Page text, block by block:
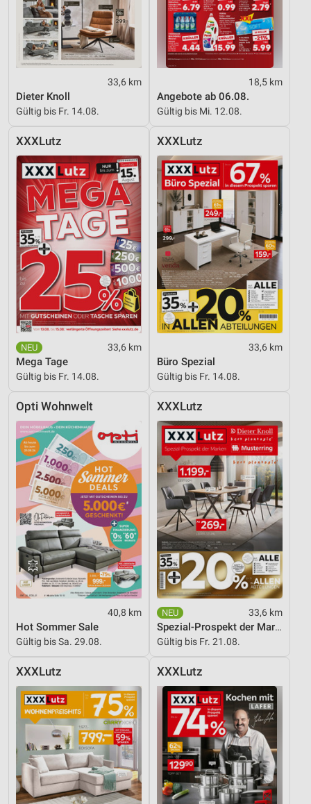
33,6 km
Dieter Knoll
Gültig bis Fr. 14.08.
18,5 km
Angebote ab 06.08.
Gültig bis Mi. 12.08.
XXXLutz
33,6 km
Mega Tage
Gültig bis Fr. 14.08.
XXXLutz
33,6 km
Büro Spezial
Gültig bis Fr. 14.08.
Opti Wohnwelt
40,8 km
Hot Sommer Sale
Gültig bis Sa. 29.08.
XXXLutz
33,6 km
Spezial-Prospekt der Marken
Gültig bis Fr. 21.08.
XXXLutz XXXLutz